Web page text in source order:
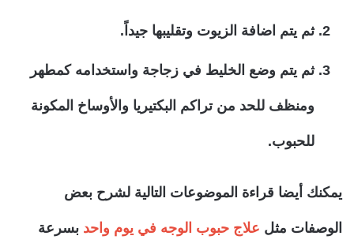
ثم يتم اضافة الزيوت وتقليبها جيداً.
ثم يتم وضع الخليط في زجاجة واستخدامه كمطهر
ومنظف للحد من تراكم البكتيريا والأوساخ المكونة
للحبوب.
يمكنك أيضا قراءة الموضوعات التالية لشرح بعض
الوصفات مثل علاج حبوب الوجه في يوم واحد بسرعة